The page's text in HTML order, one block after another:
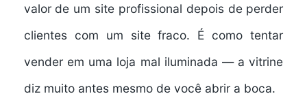
valor de um site profissional depois de perder
clientes com um site fraco. É como tentar
vender em uma loja mal iluminada — a vitrine
diz muito antes mesmo de você abrir a boca.